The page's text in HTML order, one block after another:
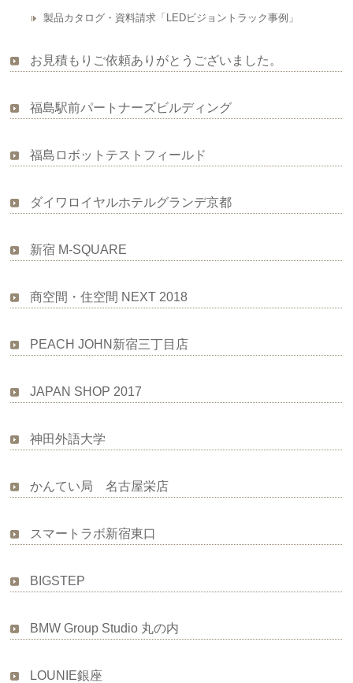
製品カタログ・資料請求「LEDビジョントラック事例」
お見積もりご依頼ありがとうございました。
福島駅前パートナーズビルディング
福島ロボットテストフィールド
ダイワロイヤルホテルグランデ京都
新宿 M-SQUARE
商空間・住空間 NEXT 2018
PEACH JOHN新宿三丁目店
JAPAN SHOP 2017
神田外語大学
かんてい局 名古屋栄店
スマートラボ新宿東口
BIGSTEP
BMW Group Studio 丸の内
LOUNIE銀座